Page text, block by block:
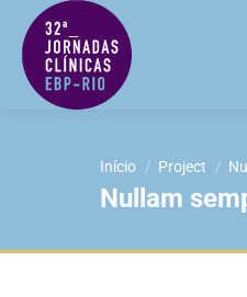
Você está aqui:
Início Project
Nullam